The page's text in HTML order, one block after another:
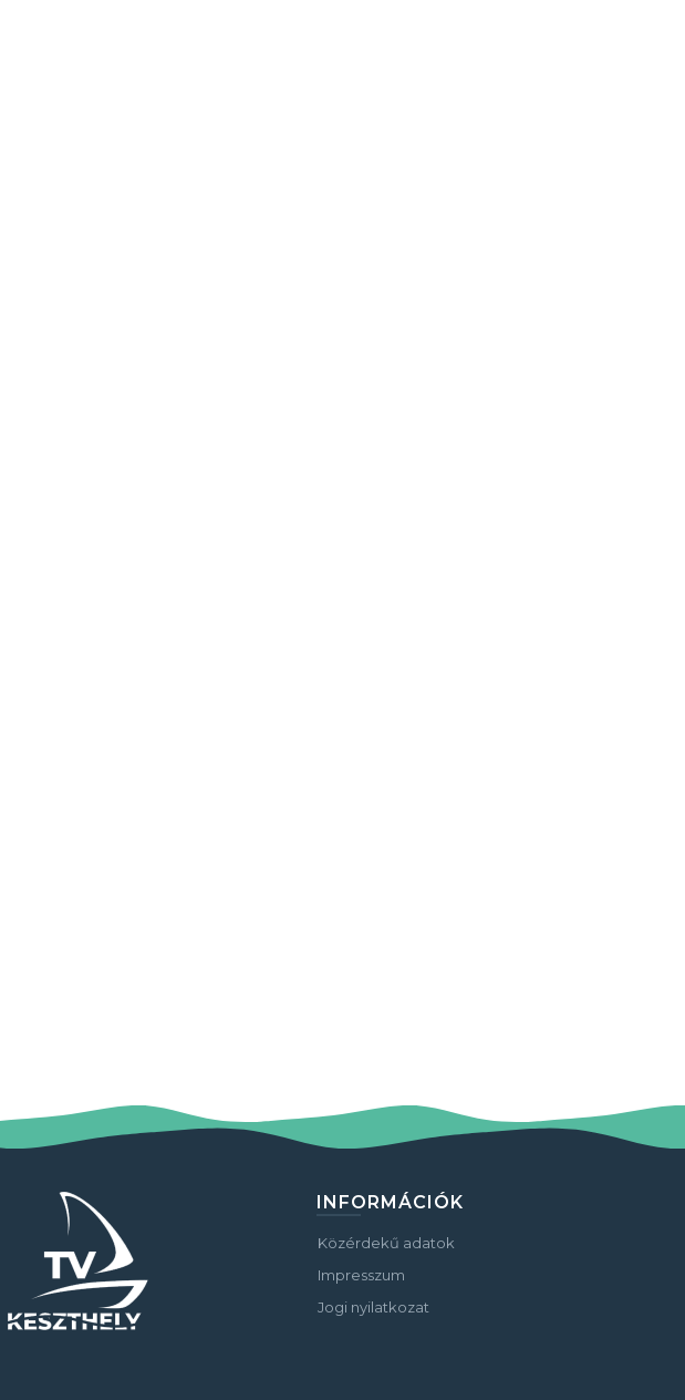
INFORMÁCIÓK
Közérdekű adatok
Impresszum
Jogi nyilatkozat